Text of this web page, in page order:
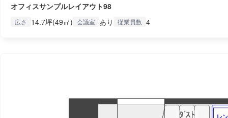
オフィスサンプルレイアウト98
広さ 14.7坪(49㎡) 会議室 あり 従業員数 4